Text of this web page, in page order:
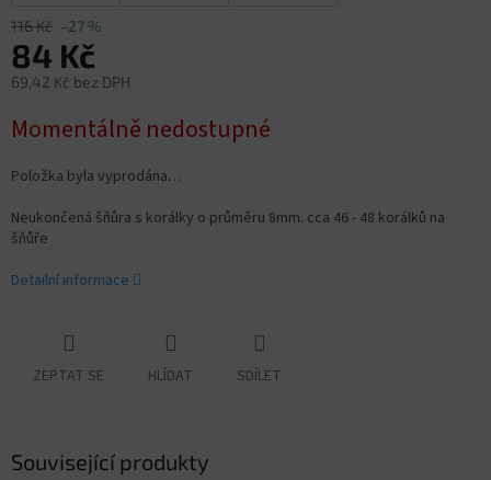
116 Kč –27 %
84 Kč
69,42 Kč bez DPH
cena:
Momentálně nedostupné
Položka byla vyprodána…
Neukončená šňůra s korálky o průměru 8mm. cca 46 - 48 korálků na
šňůře
Detailní informace
ZEPTAT SE HLÍDAT SDÍLET
Související produkty